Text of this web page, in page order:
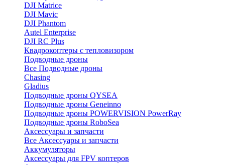
DJI Matrice
DJI Mavic
DJI Phantom
Autel Enterprise
DJI RC Plus
Квадрокоптеры с тепловизором
Подводные дроны
Все Подводные дроны
Chasing
Gladius
Подводные дроны QYSEA
Подводные дроны Geneinno
Подводные дроны POWERVISION PowerRay
Подводные дроны RoboSea
Аксессуары и запчасти
Все Аксессуары и запчасти
Аккумуляторы
Аксессуары для FPV коптеров